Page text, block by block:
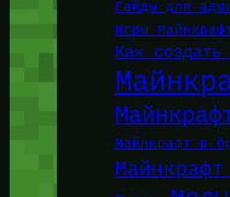
Гайды для
Игры
Как создать
Майнкрафт в